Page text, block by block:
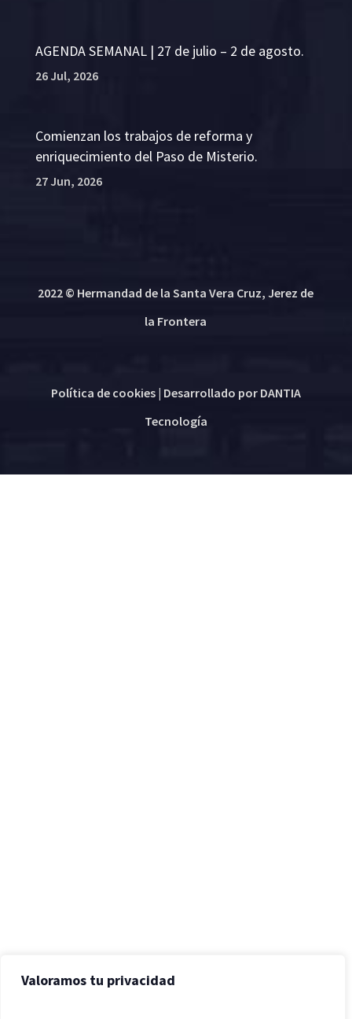
Valoramos tu privacidad
AGENDA SEMANAL | 27 de julio – 2 de agosto.
26 Jul, 2026
Comienzan los trabajos de reforma y
enriquecimiento del Paso de Misterio.
27 Jun, 2026
2022 © Hermandad de la Santa Vera Cruz, Jerez de
la Frontera
Política de cookies| Desarrollado por DANTIA
Tecnología